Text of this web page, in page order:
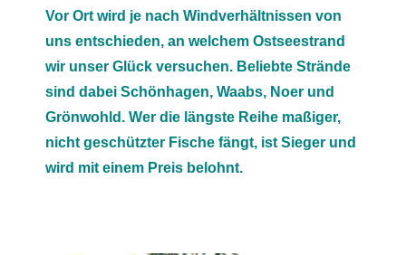
Vor Ort wird je nach Windverhältnissen von
uns entschieden, an welchem Ostseestrand
wir unser Glück versuchen. Beliebte Strände
sind dabei Schönhagen, Waabs, Noer und
Grönwohld. Wer die längste Reihe maßiger,
nicht geschützter Fische fängt, ist Sieger und
wird mit einem Preis belohnt.